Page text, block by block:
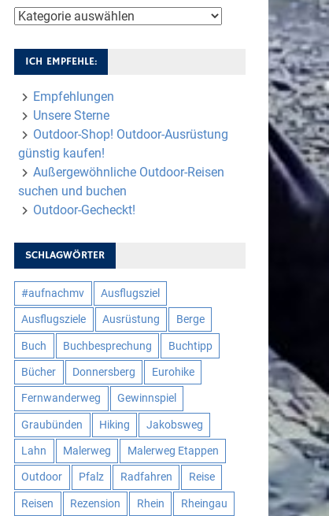
Kategorien
ICH EMPFEHLE:
Empfehlungen
Unsere Sterne
Outdoor-Shop! Outdoor-Ausrüstung
günstig kaufen!
Außergewöhnliche Outdoor-Reisen
suchen und buchen
Outdoor-Gecheckt!
SCHLAGWÖRTER
#aufnachmv Ausflugsziel
Ausflugsziele Ausrüstung Berge
Buch Buchbesprechung Buchtipp
Bücher Donnersberg Eurohike
Fernwanderweg Gewinnspiel
Graubünden Hiking Jakobsweg
Lahn Malerweg Malerweg Etappen
Outdoor Pfalz Radfahren Reise
Reisen Rezension Rhein Rheingau